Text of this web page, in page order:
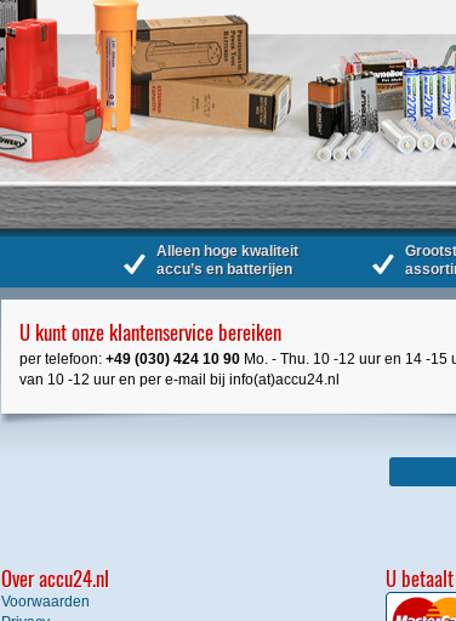
Alleen hoge kwaliteit
accu’s en batterijen
U kunt onze klantenservice bereiken
per telefoon: +49 (030) 424 10 90 Mo. - Thu. 10 -12 uur en 14 -15
van 10 -12 uur en per e-mail bij info(at)accu24.nl
Over accu24.nl
Voorwaarden
U